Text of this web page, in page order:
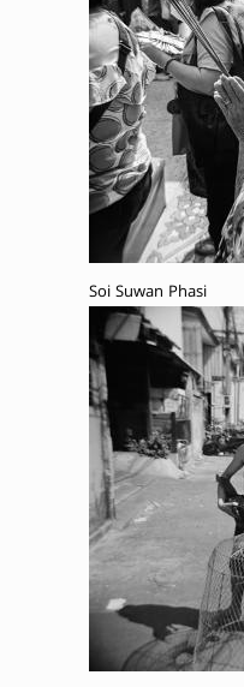
Soi Suwan Phasi